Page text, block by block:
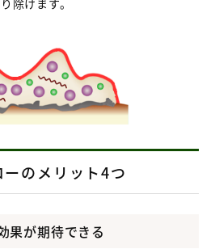
除けます。
ーのメリット4つ
果が期待できる